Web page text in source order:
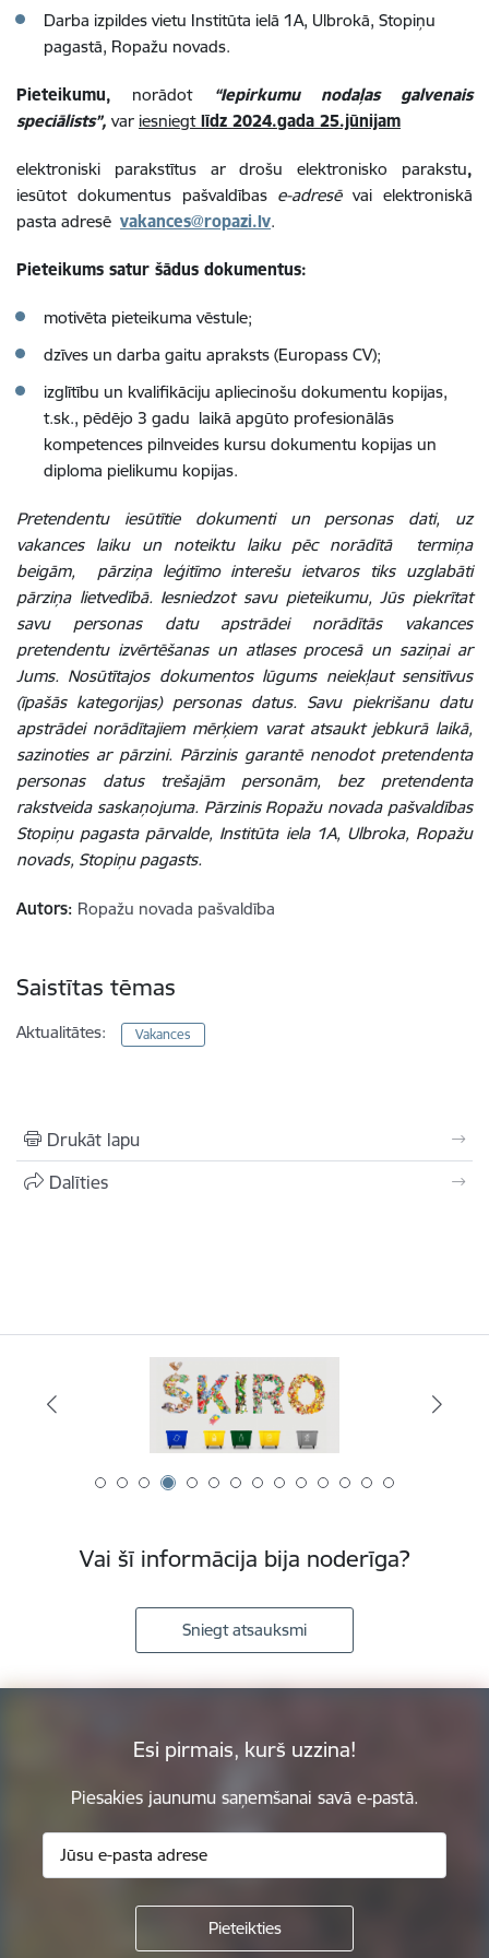
Darba izpildes vietu Institūta ielā 1A, Ulbrokā, Stopiņu
pagastā, Ropažu novads.
Pieteikumu, norādot
“Iepirkumu nodaļas galvenais
speciālists”, var iesniegtlīdz 2024.gada 25.jūnijam
elektroniski parakstītus ar drošu elektronisko parakstu,
iesūtot dokumentus pašvaldības e-adresēvai elektroniskā
pasta adresē vakances@ropazi.lv.
Pieteikums satur šādus dokumentus:
motivēta pieteikuma vēstule;
dzīves un darba gaitu apraksts (Europass CV);
izglītību un kvalifikāciju apliecinošu dokumentu kopijas,
t.sk., pēdējo 3 gadu laikā apgūto profesionālās
kompetences pilnveides kursu dokumentu kopijas un
diploma pielikumu kopijas.
Pretendentu iesūtītie dokumenti un personas dati, uz
vakances laiku un noteiktu laiku pēc norādītā termiņa
beigām, pārziņa leģitīmo interešu ietvaros tiks uzglabāti
pārziņa lietvedībā. Iesniedzot savu pieteikumu, Jūs piekrītat
savu personas datu apstrādei norādītās vakances
pretendentu izvērtēšanas un atlases procesā un saziņai ar
Jums. Nosūtītajos dokumentos lūgums neiekļaut sensitīvus
(īpašās kategorijas) personas datus. Savu piekrišanu datu
apstrādei norādītajiem mērķiem varat atsaukt jebkurā laikā,
sazinoties ar pārzini. Pārzinis garantē nenodot pretendenta
personas datus trešajām personām, bez pretendenta
rakstveida saskaņojuma. Pārzinis Ropažu novada pašvaldības
Stopiņu pagasta pārvalde, Institūta iela 1A, Ulbroka, Ropažu
novads, Stopiņu pagasts.
Autors: Ropažu novada pašvaldība
Saistītas tēmas
Aktualitātes: Vakances
Drukāt lapu
Dalīties
Vai šī informācija bija noderīga?
Sniegt atsauksmi
Esi pirmais, kurš uzzina!
Piesakies jaunumu saņemšanai savā e-pastā.